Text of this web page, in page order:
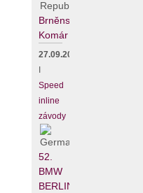
Brněnský
Komár
27.09.2026
Speed
inline
závody
52.
BMW
BERLIN-